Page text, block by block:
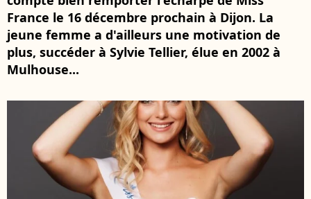
France le 16 décembre prochain à Dijon. La
jeune femme a d'ailleurs une motivation de
plus, succéder à Sylvie Tellier, élue en 2002 à
Mulhouse...